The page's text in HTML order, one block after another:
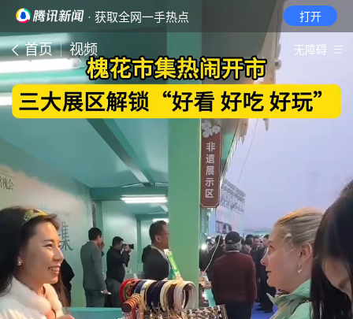
· 获取全网一手热点 打开
首页 视频 无障碍